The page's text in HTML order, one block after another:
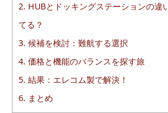
2. HUBとドッキングステーションの違
てる？
3. 候補を検討：難航する選択
4. 価格と機能のバランスを探す旅
5. 結果：エレコム製で解決！
6. まとめ